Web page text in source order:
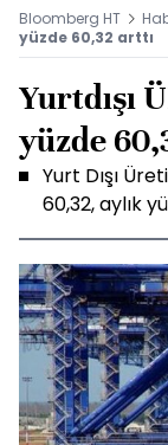
Bloomberg HT
yüzde 60,32 arttı
Yurtdışı
yüzde
Yurt Dışı
60,32, aylık